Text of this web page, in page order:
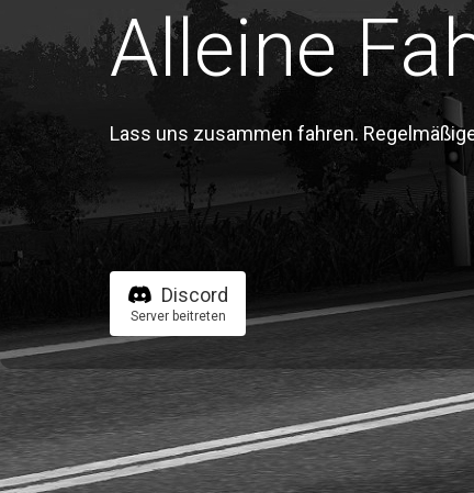
Alleine
Lass uns zusammen fahren.
Discord
Server beitreten